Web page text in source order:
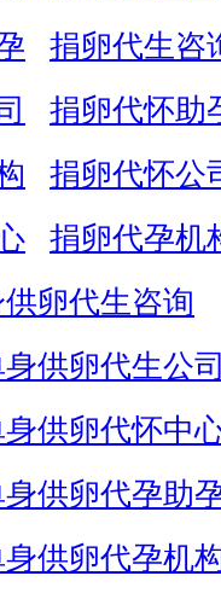
捐卵代生咨
捐卵代怀助
捐卵代怀公
捐卵代孕机
卵代生咨询
供卵代生公司
供卵代怀中
供卵代孕助
供卵代孕机